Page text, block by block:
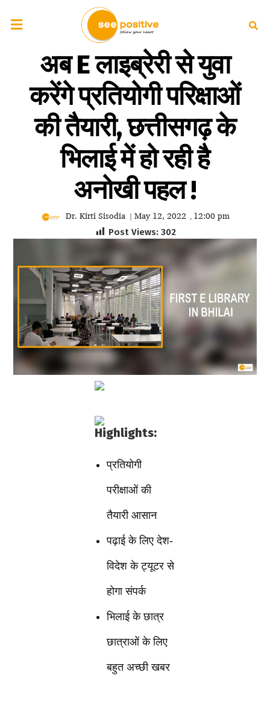
अब E लाइब्रेरी से युवा
करेंगे प्रतियोगी परिक्षाओं
की तैयारी, छत्तीसगढ़ के
भिलाई में हो रही है
अनोखी पहल !
Dr. Kirti Sisodia | May 12, 2022 , 12:00 pm
Post Views: 302
Highlights:
प्रतियोगी
परीक्षाओं की
तैयारी आसान
पढ़ाई के लिए देश-
विदेश के ट्यूटर से
होगा संपर्क
भिलाई के छात्र
छात्राओं के लिए
बहुत अच्छी खबर